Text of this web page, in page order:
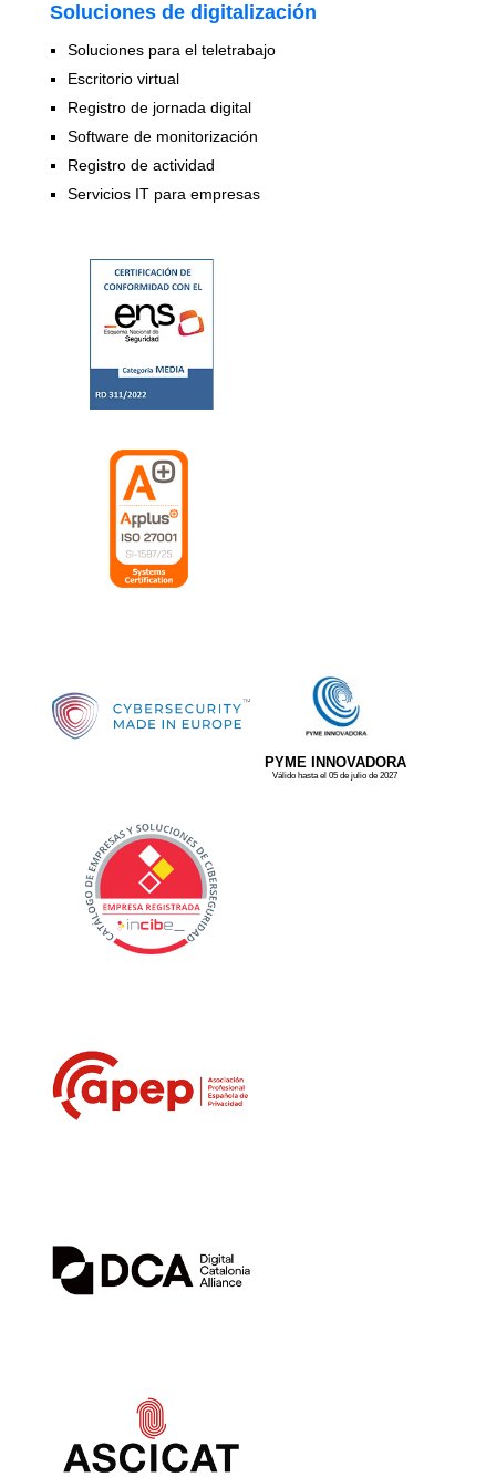
Soluciones de digitalización
Soluciones para el teletrabajo
Escritorio virtual
Registro de jornada digital
Software de monitorización
Registro de actividad
Servicios IT para empresas
PYME INNOVADORA
Válido hasta el 05 de julio de 2027